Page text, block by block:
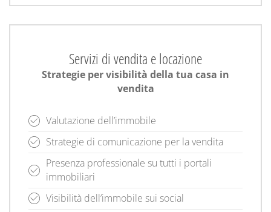
Servizi di vendita e locazione
Strategie per visibilità della tua casa in
vendita
Valutazione dell’immobile
Strategie di comunicazione per la vendita
Presenza professionale su tutti i portali
immobiliari
Visibilità dell’immobile sui social